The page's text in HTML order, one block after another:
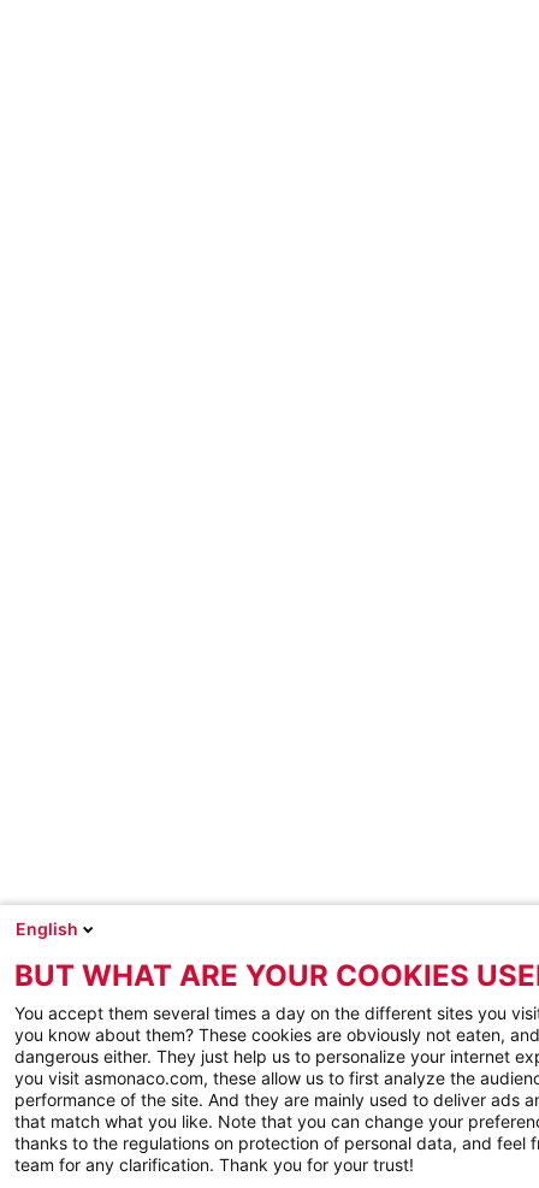
English
BUT WHAT ARE YOUR COOKIES
You accept them several times a day on the different sites you
you know about them? These cookies are obviously not eaten,
dangerous either. They just help us to personalize your internet
you visit asmonaco.com, these allow us to first analyze the
performance of the site. And they are mainly used to deliver ads
that match what you like. Note that you can change your
thanks to the regulations on protection of personal data, and feel
team for any clarification. Thank you for your trust!